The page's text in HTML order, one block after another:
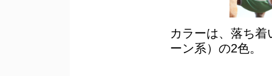
カラーは、落ち
ーン系）の2色。